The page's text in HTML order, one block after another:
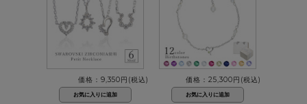
価格：9,350円(税込) 価格：25,300円(税込)